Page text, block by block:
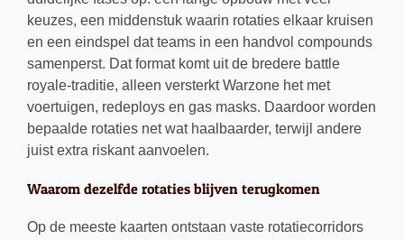
keuzes, een middenstuk waarin rotaties elkaar kruisen
en een eindspel dat teams in een handvol compounds
samenperst. Dat format komt uit de bredere battle
royale-traditie, alleen versterkt Warzone het met
voertuigen, redeploys en gas masks. Daardoor worden
bepaalde rotaties net wat haalbaarder, terwijl andere
juist extra riskant aanvoelen.
Waarom dezelfde rotaties blijven terugkomen
Op de meeste kaarten ontstaan vaste rotatiecorridors